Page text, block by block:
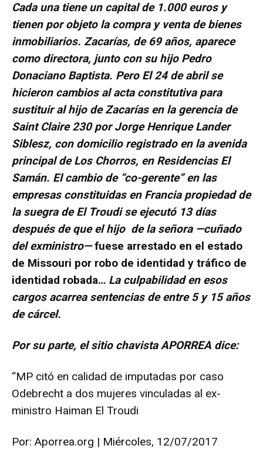
Cada una tiene un capital de 1.000 euros y
tienen por objeto la compra y venta de bienes
inmobiliarios. Zacarías, de 69 años, aparece
como directora, junto con su hijo Pedro
Donaciano Baptista. Pero El 24 de abril se
hicieron cambios al acta constitutiva para
sustituir al hijo de Zacarías en la gerencia de
Saint Claire 230 por Jorge Henrique Lander
Siblesz, con domicilio registrado en la avenida
principal de Los Chorros, en Residencias El
Samán. El cambio de “co-gerente” en las
empresas constituidas en Francia propiedad de
la suegra de El Troudi se ejecutó 13 días
después de que el hijo de la señora —cuñado
del exministro—fuese arrestado en el estado
de Missouri por robo de identidad y tráfico de
identidad robada… La culpabilidad en esos
cargos acarrea sentencias de entre 5 y 15 años
de cárcel.
Por su parte, el sitio chavista APORREA dice:
“MP citó en calidad de imputadas por caso
Odebrecht a dos mujeres vinculadas al ex-
ministro Haiman El Troudi
Por: Aporrea.org | Miércoles, 12/07/2017